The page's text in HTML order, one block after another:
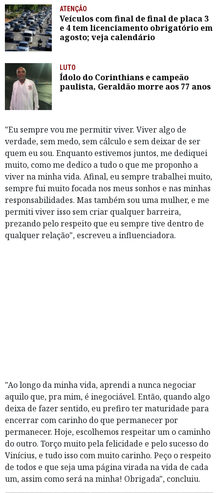
ATENÇÃO
Veículos com final de final de placa 3
e 4 tem licenciamento obrigatório em
agosto; veja calendário
LUTO
Ídolo do Corinthians e campeão
paulista, Geraldão morre aos 77 anos
"Eu sempre vou me permitir viver. Viver algo de
verdade, sem medo, sem cálculo e sem deixar de ser
quem eu sou. Enquanto estivemos juntos, me dediquei
muito, como me dedico a tudo o que me proponho a
viver na minha vida. Afinal, eu sempre trabalhei muito,
sempre fui muito focada nos meus sonhos e nas minhas
responsabilidades. Mas também sou uma mulher, e me
permiti viver isso sem criar qualquer barreira,
prezando pelo respeito que eu sempre tive dentro de
qualquer relação", escreveu a influenciadora.
"Ao longo da minha vida, aprendi a nunca negociar
aquilo que, pra mim, é inegociável. Então, quando algo
deixa de fazer sentido, eu prefiro ter maturidade para
encerrar com carinho do que permanecer por
permanecer. Hoje, escolhemos respeitar um o caminho
do outro. Torço muito pela felicidade e pelo sucesso do
Vinícius, e tudo isso com muito carinho. Peço o respeito
de todos e que seja uma página virada na vida de cada
um, assim como será na minha! Obrigada", concluiu.